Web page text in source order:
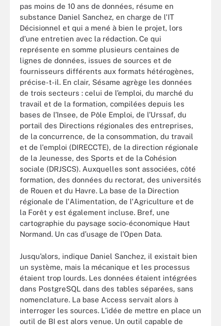
pas moins de 10 ans de données, résume en
substance Daniel Sanchez, en charge de l'IT
Décisionnel et qui a mené à bien le projet, lors
d’une entretien avec la rédaction. Ce qui
représente en somme plusieurs centaines de
lignes de données, issues de sources et de
fournisseurs différents aux formats hétérogènes,
précise-t-il. En clair, Sésame agrège les données
de trois secteurs : celui de l’emploi, du marché du
travail et de la formation, compilées depuis les
bases de l’Insee, de Pôle Emploi, de l’Urssaf, du
portail des Directions régionales des entreprises,
de la concurrence, de la consommation, du travail
et de l'emploi (DIRECCTE), de la direction régionale
de la Jeunesse, des Sports et de la Cohésion
sociale (DRJSCS). Auxquelles sont associées, côté
formation, des données du rectorat, des universités
de Rouen et du Havre. La base de la Direction
régionale de l'Alimentation, de l'Agriculture et de
la Forêt y est également incluse. Bref, une
cartographie du paysage socio-économique Haut
Normand. Un cas d’usage de l’Open Data.
Jusqu’alors, indique Daniel Sanchez, il existait bien
un système, mais la mécanique et les processus
étaient trop lourds. Les données étaient intégrées
dans PostgreSQL dans des tables séparées, sans
nomenclature. La base Access servait alors à
interroger les sources. L’idée de mettre en place un
outil de BI est alors venue. Un outil capable de